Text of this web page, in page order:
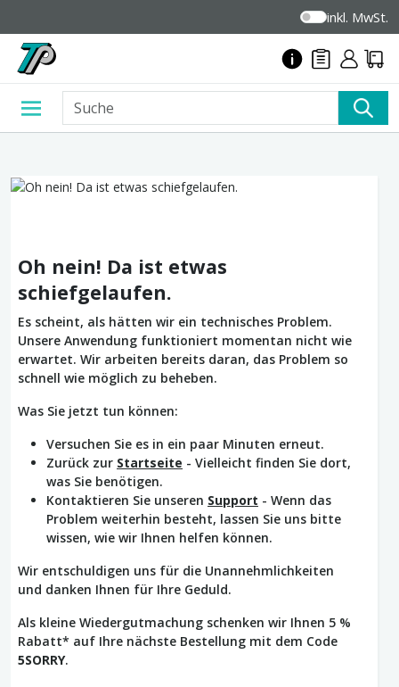
inkl. MwSt.
Oh nein! Da ist etwas
schiefgelaufen.
Es scheint, als hätten wir ein technisches Problem.
Unsere Anwendung funktioniert momentan nicht wie
erwartet. Wir arbeiten bereits daran, das Problem so
schnell wie möglich zu beheben.
Was Sie jetzt tun können:
Versuchen Sie es in ein paar Minuten erneut.
Zurück zur Startseite - Vielleicht finden Sie dort,
was Sie benötigen.
Kontaktieren Sie unseren Support - Wenn das
Problem weiterhin besteht, lassen Sie uns bitte
wissen, wie wir Ihnen helfen können.
Wir entschuldigen uns für die Unannehmlichkeiten
und danken Ihnen für Ihre Geduld.
Als kleine Wiedergutmachung schenken wir Ihnen 5 %
Rabatt* auf Ihre nächste Bestellung mit dem Code
5SORRY.